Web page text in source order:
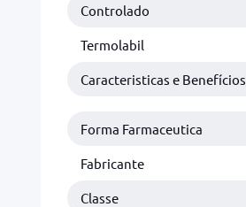
Controlado
Termolabil
Caracteristicas e Benefícios
Forma Farmaceutica
Fabricante
Classe